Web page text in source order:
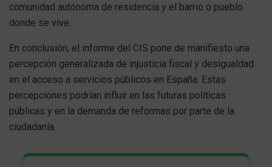
comunidad autónoma de residencia y el barrio o pueblo
donde se vive.
En conclusión, el informe del CIS pone de manifiesto una
percepción generalizada de injusticia fiscal y desigualdad
en el acceso a servicios públicos en España. Estas
percepciones podrían influir en las futuras políticas
públicas y en la demanda de reformas por parte de la
ciudadanía.